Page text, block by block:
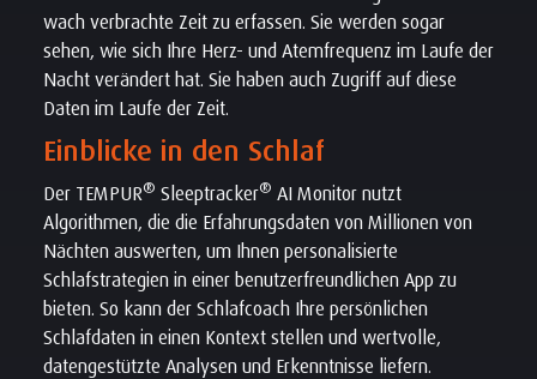
wach verbrachte Zeit zu erfassen. Sie werden sogar
sehen, wie sich Ihre Herz- und Atemfrequenz im Laufe der
Nacht verändert hat. Sie haben auch Zugriff auf diese
Daten im Laufe der Zeit.
Einblicke in den Schlaf
Der TEMPUR® Sleeptracker® AI Monitor nutzt
Algorithmen, die die Erfahrungsdaten von Millionen von
Nächten auswerten, um Ihnen personalisierte
Schlafstrategien in einer benutzerfreundlichen App zu
bieten. So kann der Schlafcoach Ihre persönlichen
Schlafdaten in einen Kontext stellen und wertvolle,
datengestützte Analysen und Erkenntnisse liefern.